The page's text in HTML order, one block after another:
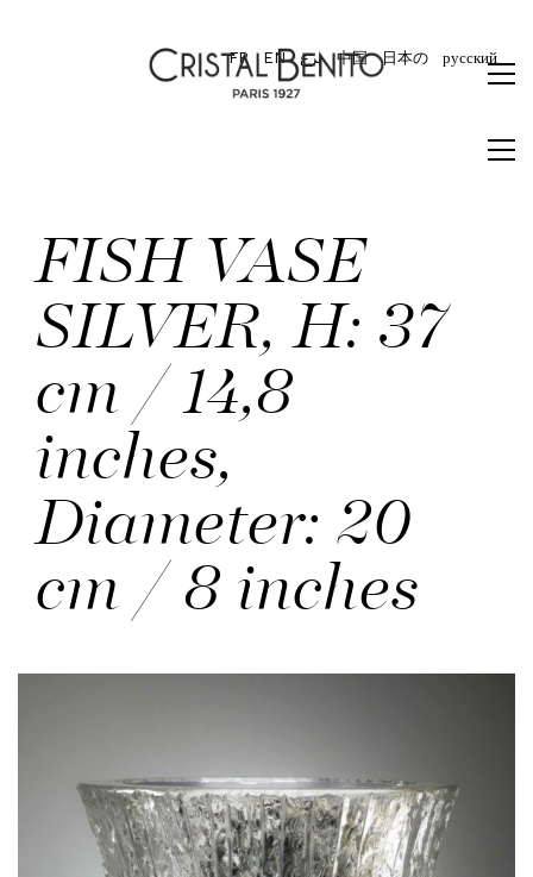
FR EN برع 中国 日本の русский
FISH VASE
SILVER, H: 37
cm / 14,8
inches,
Diameter: 20
cm / 8 inches